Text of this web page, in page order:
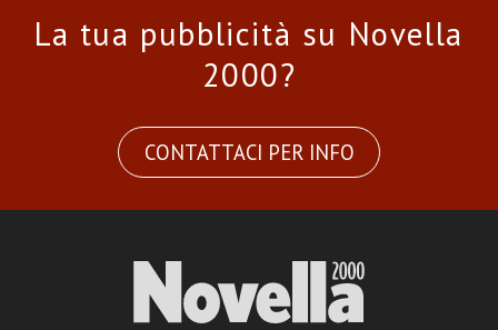
La tua pubblicità su Novella
2000?
CONTATTACI PER INFO